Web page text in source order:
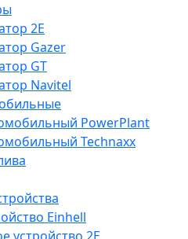
2E
Gazer
GT
Navitel
PowerPlant
Technaxx
Einhell